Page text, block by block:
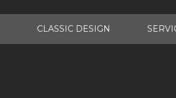
CLASSIC DESIGN